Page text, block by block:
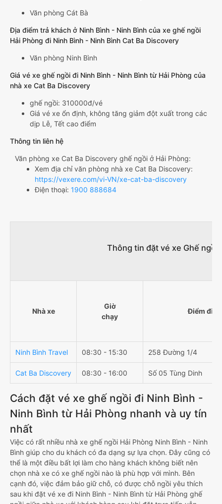
Văn phòng Cát Bà
Địa điểm trả khách ở Ninh Bình - Ninh Bình của xe ghế ngồi
Hải Phòng đi Ninh Bình - Ninh Bình Cat Ba Discovery
Văn phòng Ninh Bình
Giá vé xe ghế ngồi đi Ninh Bình - Ninh Bình từ Hải Phòng của
nhà xe Cat Ba Discovery
ghế ngồi: 310000đ/vé
Giá vé xe ổn định, không tăng giảm đột xuất trong các
dịp Lễ, Tết cao điểm
Thông tin liên hệ
Văn phòng xe Cat Ba Discovery ghế ngồi ở Hải Phòng:
Xem địa chỉ văn phòng nhà xe Cat Ba Discovery:
https://vexere.com/vi-VN/xe-cat-ba-discovery
Điện thoại: 1900 888684
Thông tin đặt vé xe Ghế ngồi
Nhà xe
Giờ
chạy
Điểm đi
Ninh Bình Travel 08:30 - 15:30 258 Đường 1/4
Cat Ba Discovery 08:30 - 16:00 Số 05 Tùng Dinh
Cách đặt vé xe ghế ngồi đi Ninh Bình -
Ninh Bình từ Hải Phòng nhanh và uy tín
nhất
Việc có rất nhiều nhà xe ghế ngồi Hải Phòng Ninh Bình - Ninh
Bình giúp cho du khách có đa dạng sự lựa chọn. Đây cũng có
thể là một điều bất lợi làm cho hàng khách không biết nên
chọn nhà xe có xe ghế ngồi nào là phù hợp với mình. Bên
cạnh đó, việc đảm bảo giữ chỗ, có được chỗ ngồi yêu thích
sau khi đặt vé xe đi Ninh Bình - Ninh Bình từ Hải Phòng ghế